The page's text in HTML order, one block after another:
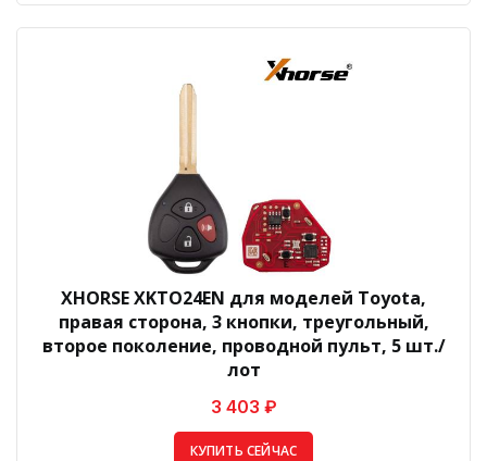
XHORSE XKTO24EN для моделей Toyota,
правая сторона, 3 кнопки, треугольный,
второе поколение, проводной пульт, 5 шт./
лот
3 403 ₽
КУПИТЬ СЕЙЧАС